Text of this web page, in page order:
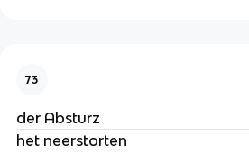
73
der Absturz
het neerstorten